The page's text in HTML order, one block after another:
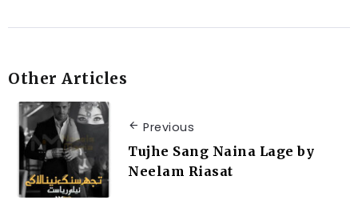
Other Articles
Previous
Tujhe Sang Naina Lage by
Neelam Riasat